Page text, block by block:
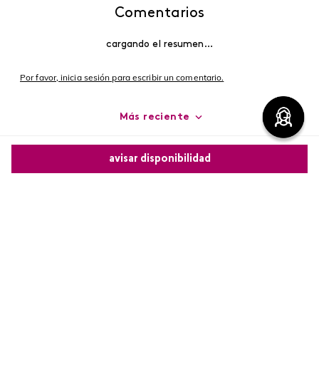
avisar disponibilidad
Comentarios
cargando el resumen…
Por favor, inicia sesión para escribir un comentario.
Más reciente
Cargando comentarios…